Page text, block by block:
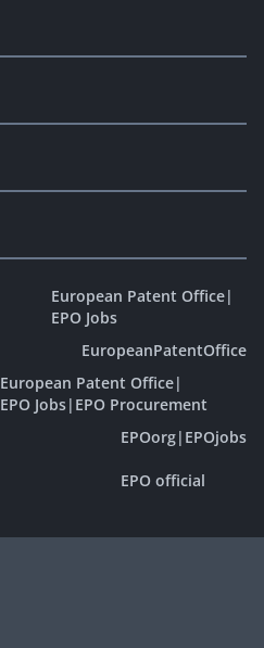
European Patent Office|
EPO Jobs
EuropeanPatentOffice
European Patent Office|
EPO Jobs| EPO Procurement
EPOorg| EPOjobs
EPO official